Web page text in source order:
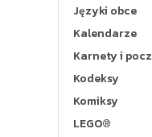
Języki obce
Kalendarze
Karnety i
Kodeksy
Komiksy
LEGO®